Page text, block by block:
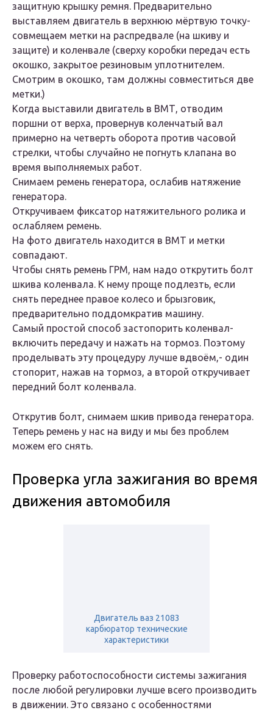
защитную крышку ремня. Предварительно
выставляем двигатель в верхнюю мёртвую точку-
совмещаем метки на распредвале (на шкиву и
защите) и коленвале (сверху коробки передач есть
окошко, закрытое резиновым уплотнителем.
Смотрим в окошко, там должны совместиться две
метки.)
Когда выставили двигатель в ВМТ, отводим
поршни от верха, провернув коленчатый вал
примерно на четверть оборота против часовой
стрелки, чтобы случайно не погнуть клапана во
время выполняемых работ.
Снимаем ремень генератора, ослабив натяжение
генератора.
Откручиваем фиксатор натяжительного ролика и
ослабляем ремень.
На фото двигатель находится в ВМТ и метки
совпадают.
Чтобы снять ремень ГРМ, нам надо открутить болт
шкива коленвала. К нему проще подлезть, если
снять переднее правое колесо и брызговик,
предварительно поддомкратив машину.
Самый простой способ застопорить коленвал-
включить передачу и нажать на тормоз. Поэтому
проделывать эту процедуру лучше вдвоём,- один
стопорит, нажав на тормоз, а второй откручивает
передний болт коленвала.
Открутив болт, снимаем шкив привода генератора.
Теперь ремень у нас на виду и мы без проблем
можем его снять.
Проверка угла зажигания во время
движения автомобиля
Двигатель ваз 21083
карбюратор технические
характеристики
Проверку работоспособности системы зажигания
после любой регулировки лучше всего производить
в движении. Это связано с особенностями